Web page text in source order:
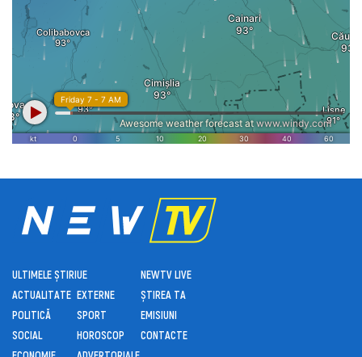
ULTIMELE ȘTIRI
ACTUALITATE
POLITICĂ
SOCIAL
UE
EXTERNE
SPORT
HOROSCOP
NEWTV LIVE
ȘTIREA TA
EMISIUNI
CONTACTE